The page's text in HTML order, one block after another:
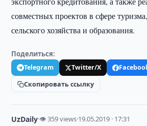
совместных проектов в сфере
сельского хозяйства и образования.
Поделиться:
Telegram Twitter/X
Скопировать ссылку
UzDaily·👁 359 views·19.05.2019 · 17:31